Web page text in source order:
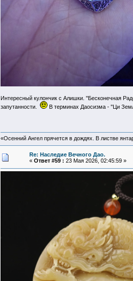
Интересный кулончик с Алишки. "Бесконечная
запутанности.
В терминах Даосизма - "Ци
«Осенний Ангел прячется в дождях. В листве
Re: Наследие Вечного Дао.
« Ответ #59 : 23 Мая 2026, 02:45:59 »